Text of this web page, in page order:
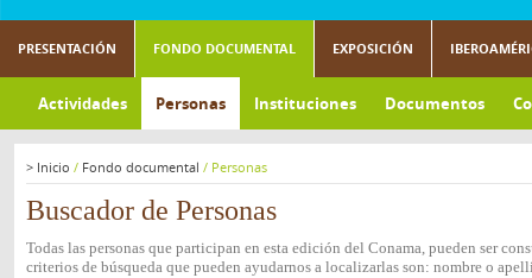
PRESENTACIÓN FONDO DOCUMENTAL EXPOSICIÓN
Actividades Personas Instituciones Documentos
> Inicio / Fondo documental / Personas
Buscador de Personas
Todas las personas que participan en esta edición del Conama, pueden ser
criterios de búsqueda que pueden ayudarnos a localizarlas son: nombre o